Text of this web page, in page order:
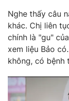
Giải sao mai
Sao
Làm đẹp
Chất lượng
Giáo dục
Tuyển sinh
Học trực tuyến
Công nghệ
Hitech Công
Sản phẩm
Giao lưu trực
Lịch phát sóng
Nghe thấy câu
khác. Chị liên
chính là "gu"
xem liệu Bảo
không, có bệnh